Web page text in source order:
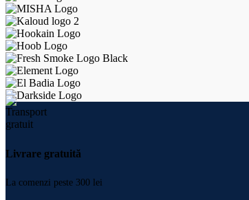
Livrare gratuită
La comenzi peste 300 lei